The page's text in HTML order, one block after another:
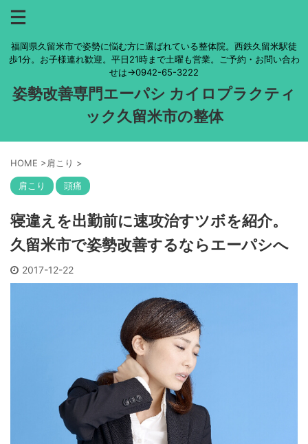
福岡県久留米市で姿勢に悩む方に選ばれている整体院。西鉄久留米駅徒
歩1分。お子様連れ歓迎。平日21時まで土曜も営業。ご予約・お問い合わ
せは→0942-65-3222
姿勢改善専門エーパシ カイロプラクティ
ック久留米市の整体
HOME >肩こり >
肩こり 頭痛
寝違えを出勤前に速攻治すツボを紹介。
久留米市で姿勢改善するならエーパシへ
2017-12-22